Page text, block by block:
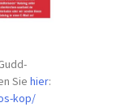
Siehier:
kop/